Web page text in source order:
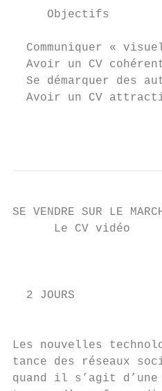
     Objectifs
Communiquer «
Avoir un CV
Se démarquer des
Avoir un CV
SE VENDRE SUR LE
      Le CV vidéo
2 JOURS
Les nouvelles
tance des réseaux
quand il s’agit